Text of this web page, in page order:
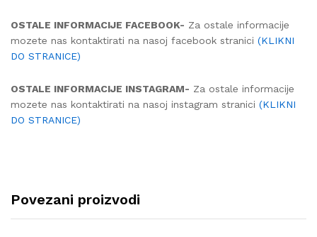
OSTALE INFORMACIJE FACEBOOK- Za ostale informacije
mozete nas kontaktirati na nasoj facebook stranici (KLIKNI
DO STRANICE)
OSTALE INFORMACIJE INSTAGRAM- Za ostale informacije
mozete nas kontaktirati na nasoj instagram stranici (KLIKNI
DO STRANICE)
Povezani proizvodi